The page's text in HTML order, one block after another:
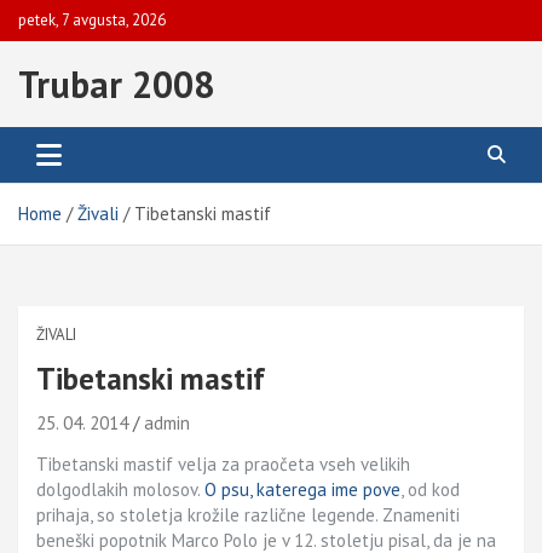
Skip
to
petek, 7 avgusta, 2026
Trubar 2008
Home Živali Tibetanski mastif
ŽIVALI
Tibetanski mastif
25. 04. 2014
admin
Tibetanski mastif velja za praočeta vseh velikih
dolgodlakih molosov. O psu, katerega ime pove, od kod
prihaja, so stoletja krožile različne legende. Znameniti
beneški popotnik Marco Polo je v 12. stoletju pisal, da je na